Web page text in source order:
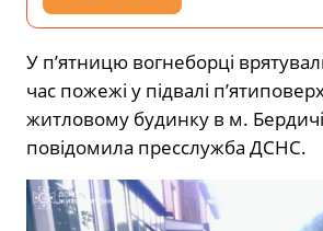
У п’ятницю вогнеборці
час пожежі у підвалі
житловому будинку в м.
повідомила пресслужба ДСНС.